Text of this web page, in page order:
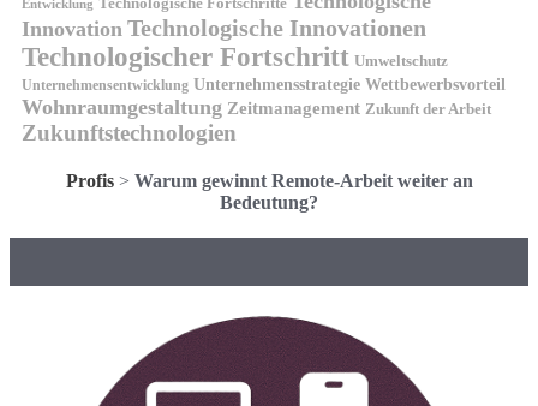
Entwicklung Technologische Fortschritte
Innovation Technologische Innovationen
Technologischer Fortschritt Umweltschutz
Unternehmensentwicklung Unternehmensstrategie Wettbewerbsvorteil
Wohnraumgestaltung Zeitmanagement Zukunft der Arbeit
Zukunftstechnologien
Profis> Warum gewinnt Remote-Arbeit weiter an
Bedeutung?